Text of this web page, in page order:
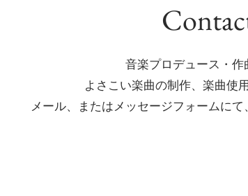
音楽プロデュース・作
よさこい楽曲の制作、楽曲使
メール、またはメッセージフォームに